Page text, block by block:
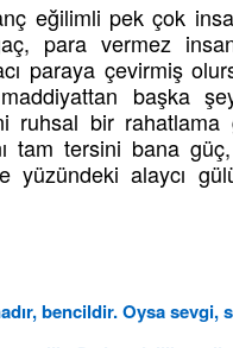
eğilimli pek çok
para vermez
paraya çevirmiş
başka
ruhsal bir
tam tersini bana
alaycı
bencildir. Oysa sevgi,